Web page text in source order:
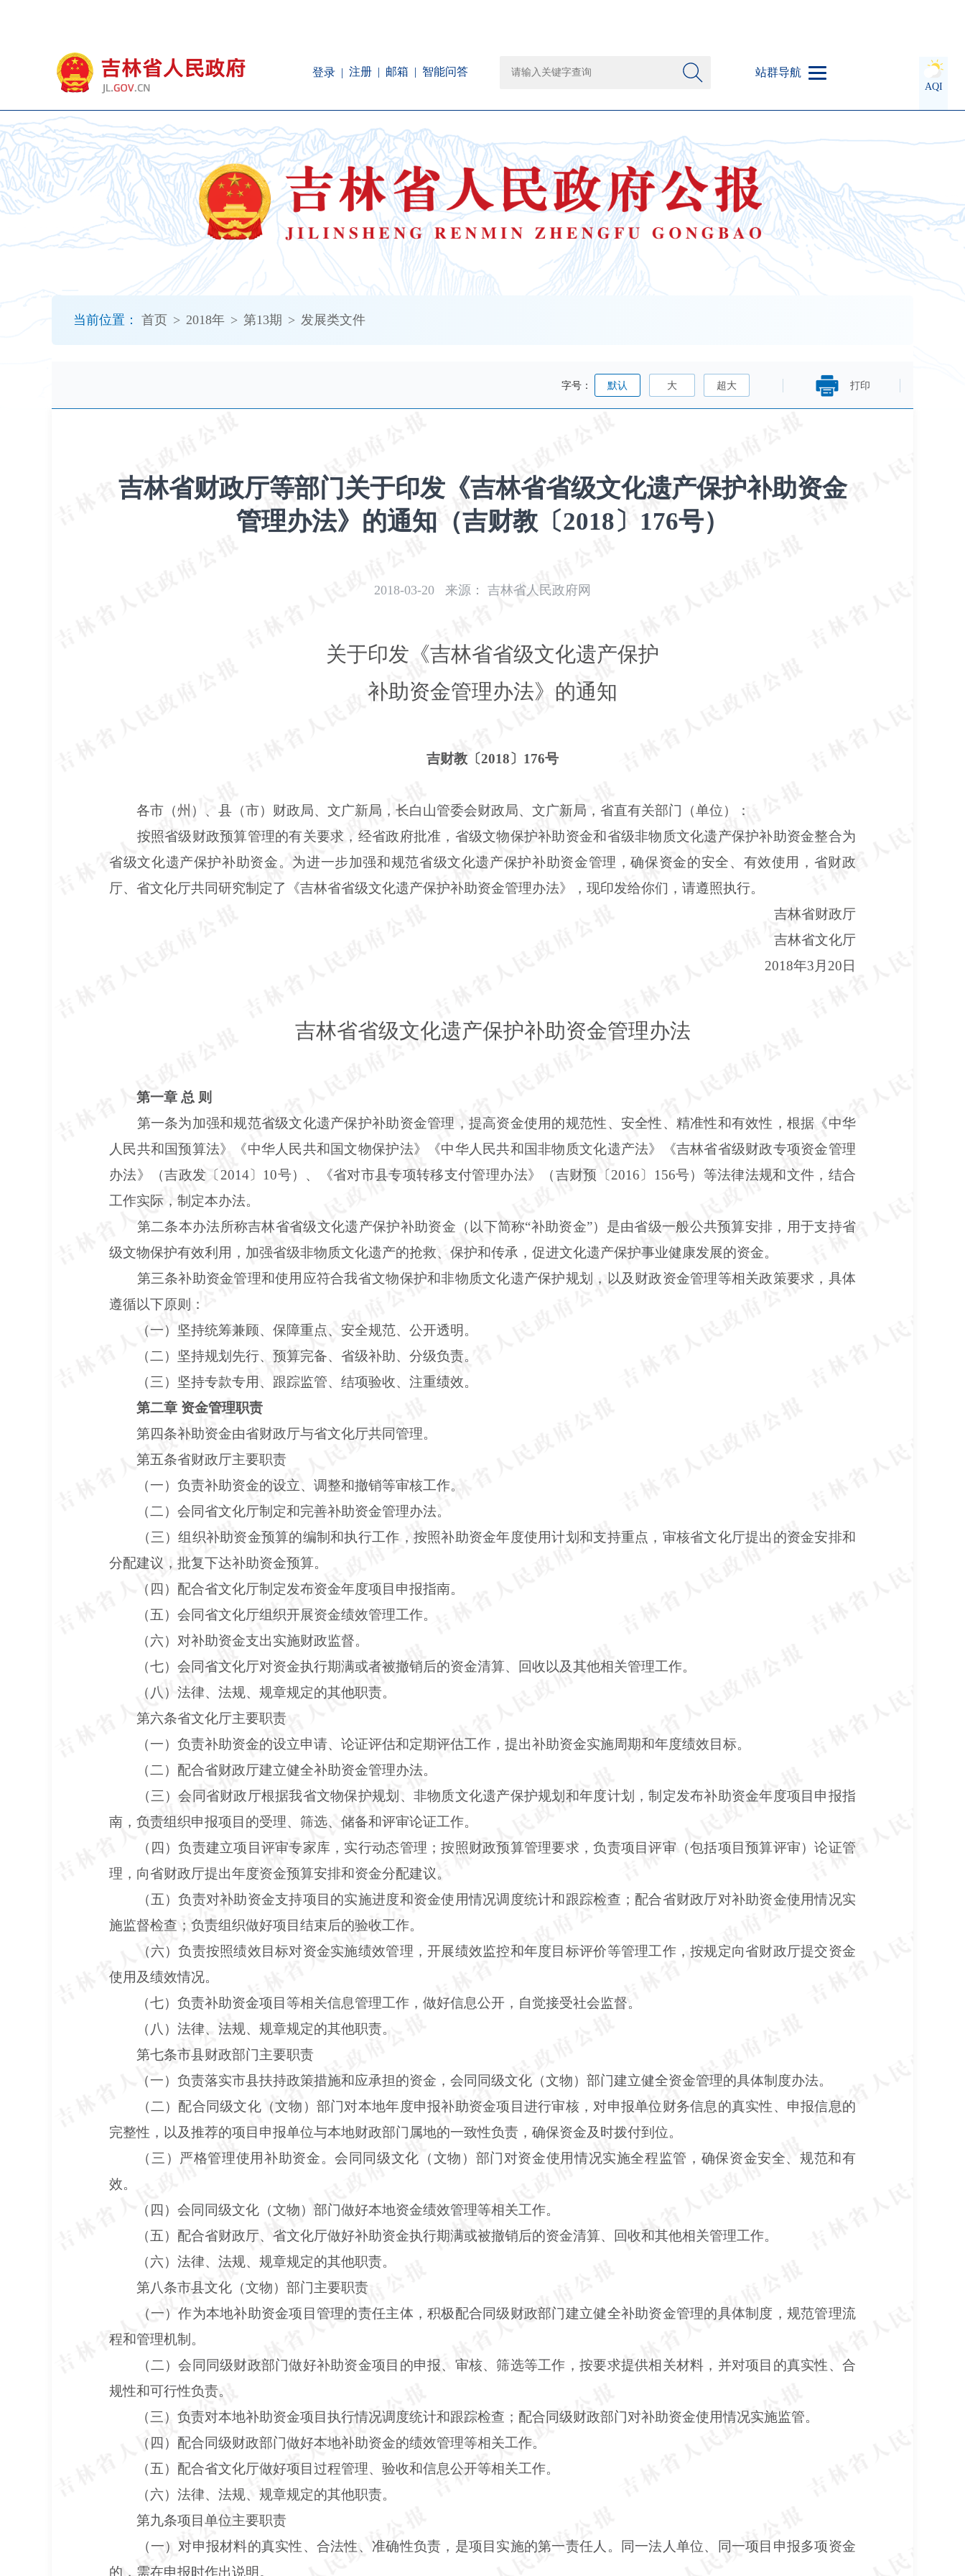
登录 注册 邮箱 智能问答 站群导航
AQI
当前位置： 首页 > 2018年 > 第13期 > 发展类文件
打印
字号： 默认 大 超大
吉林省财政厅等部门关于印发《吉林省省级文化遗产保护补助资金
管理办法》的通知（吉财教〔2018〕176号）
2018-03-20 来源： 吉林省人民政府网
关于印发《吉林省省级文化遗产保护
补助资金管理办法》的通知
吉财教〔2018〕176号
各市（州）、县（市）财政局、文广新局，长白山管委会财政局、文广新局，省直有关部门（单位）：
按照省级财政预算管理的有关要求，经省政府批准，省级文物保护补助资金和省级非物质文化遗产保护补助资金整合为
省级文化遗产保护补助资金。为进一步加强和规范省级文化遗产保护补助资金管理，确保资金的安全、有效使用，省财政
厅、省文化厅共同研究制定了《吉林省省级文化遗产保护补助资金管理办法》，现印发给你们，请遵照执行。
吉林省财政厅
吉林省文化厅
2018年3月20日
吉林省省级文化遗产保护补助资金管理办法
第一章 总 则
第一条为加强和规范省级文化遗产保护补助资金管理，提高资金使用的规范性、安全性、精准性和有效性，根据《中华
人民共和国预算法》《中华人民共和国文物保护法》《中华人民共和国非物质文化遗产法》《吉林省省级财政专项资金管理
办法》（吉政发〔2014〕10号）、《省对市县专项转移支付管理办法》（吉财预〔2016〕156号）等法律法规和文件，结合
工作实际，制定本办法。
第二条本办法所称吉林省省级文化遗产保护补助资金（以下简称“补助资金”）是由省级一般公共预算安排，用于支持省
级文物保护有效利用，加强省级非物质文化遗产的抢救、保护和传承，促进文化遗产保护事业健康发展的资金。
第三条补助资金管理和使用应符合我省文物保护和非物质文化遗产保护规划，以及财政资金管理等相关政策要求，具体
遵循以下原则：
（一）坚持统筹兼顾、保障重点、安全规范、公开透明。
（二）坚持规划先行、预算完备、省级补助、分级负责。
（三）坚持专款专用、跟踪监管、结项验收、注重绩效。
第二章 资金管理职责
第四条补助资金由省财政厅与省文化厅共同管理。
第五条省财政厅主要职责
（一）负责补助资金的设立、调整和撤销等审核工作。
（二）会同省文化厅制定和完善补助资金管理办法。
（三）组织补助资金预算的编制和执行工作，按照补助资金年度使用计划和支持重点，审核省文化厅提出的资金安排和
分配建议，批复下达补助资金预算。
（四）配合省文化厅制定发布资金年度项目申报指南。
（五）会同省文化厅组织开展资金绩效管理工作。
（六）对补助资金支出实施财政监督。
（七）会同省文化厅对资金执行期满或者被撤销后的资金清算、回收以及其他相关管理工作。
（八）法律、法规、规章规定的其他职责。
第六条省文化厅主要职责
（一）负责补助资金的设立申请、论证评估和定期评估工作，提出补助资金实施周期和年度绩效目标。
（二）配合省财政厅建立健全补助资金管理办法。
（三）会同省财政厅根据我省文物保护规划、非物质文化遗产保护规划和年度计划，制定发布补助资金年度项目申报指
南，负责组织申报项目的受理、筛选、储备和评审论证工作。
（四）负责建立项目评审专家库，实行动态管理；按照财政预算管理要求，负责项目评审（包括项目预算评审）论证管
理，向省财政厅提出年度资金预算安排和资金分配建议。
（五）负责对补助资金支持项目的实施进度和资金使用情况调度统计和跟踪检查；配合省财政厅对补助资金使用情况实
施监督检查；负责组织做好项目结束后的验收工作。
（六）负责按照绩效目标对资金实施绩效管理，开展绩效监控和年度目标评价等管理工作，按规定向省财政厅提交资金
使用及绩效情况。
（七）负责补助资金项目等相关信息管理工作，做好信息公开，自觉接受社会监督。
（八）法律、法规、规章规定的其他职责。
第七条市县财政部门主要职责
（一）负责落实市县扶持政策措施和应承担的资金，会同同级文化（文物）部门建立健全资金管理的具体制度办法。
（二）配合同级文化（文物）部门对本地年度申报补助资金项目进行审核，对申报单位财务信息的真实性、申报信息的
完整性，以及推荐的项目申报单位与本地财政部门属地的一致性负责，确保资金及时拨付到位。
（三）严格管理使用补助资金。会同同级文化（文物）部门对资金使用情况实施全程监管，确保资金安全、规范和有
效。
（四）会同同级文化（文物）部门做好本地资金绩效管理等相关工作。
（五）配合省财政厅、省文化厅做好补助资金执行期满或被撤销后的资金清算、回收和其他相关管理工作。
（六）法律、法规、规章规定的其他职责。
第八条市县文化（文物）部门主要职责
（一）作为本地补助资金项目管理的责任主体，积极配合同级财政部门建立健全补助资金管理的具体制度，规范管理流
程和管理机制。
（二）会同同级财政部门做好补助资金项目的申报、审核、筛选等工作，按要求提供相关材料，并对项目的真实性、合
规性和可行性负责。
（三）负责对本地补助资金项目执行情况调度统计和跟踪检查；配合同级财政部门对补助资金使用情况实施监管。
（四）配合同级财政部门做好本地补助资金的绩效管理等相关工作。
（五）配合省文化厅做好项目过程管理、验收和信息公开等相关工作。
（六）法律、法规、规章规定的其他职责。
第九条项目单位主要职责
（一）对申报材料的真实性、合法性、准确性负责，是项目实施的第一责任人。同一法人单位、同一项目申报多项资金
的，需在申报时作出说明。
障
碍
说
明
页
面,
按
加